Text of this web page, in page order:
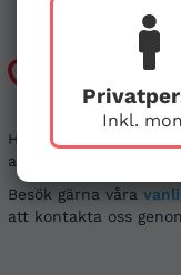
Inkl.
Har du frågor kring
av vägledning?
Besök gärna våra
att kontakta oss